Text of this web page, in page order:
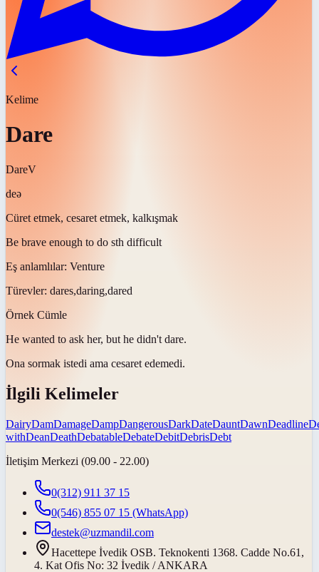
Kelime
Dare
DareV
deə
Cüret etmek, cesaret etmek, kalkışmak
Be brave enough to do sth difficult
Eş anlamlılar: Venture
Türevler: dares,daring,dared
Örnek Cümle
He wanted to ask her, but he didn't dare.
Ona sormak istedi ama cesaret edemedi.
İlgili Kelimeler
DairyDamDamageDampDangerousDarkDateDauntDawnDeadline
withDeanDeathDebatableDebateDebitDebrisDebt
İletişim Merkezi (09.00 - 22.00)
0(312) 911 37 15
0(546) 855 07 15 (WhatsApp)
destek@uzmandil.com
Hacettepe İvedik OSB. Teknokenti 1368. Cadde No.61,
4. Kat Ofis No: 32 İvedik / ANKARA